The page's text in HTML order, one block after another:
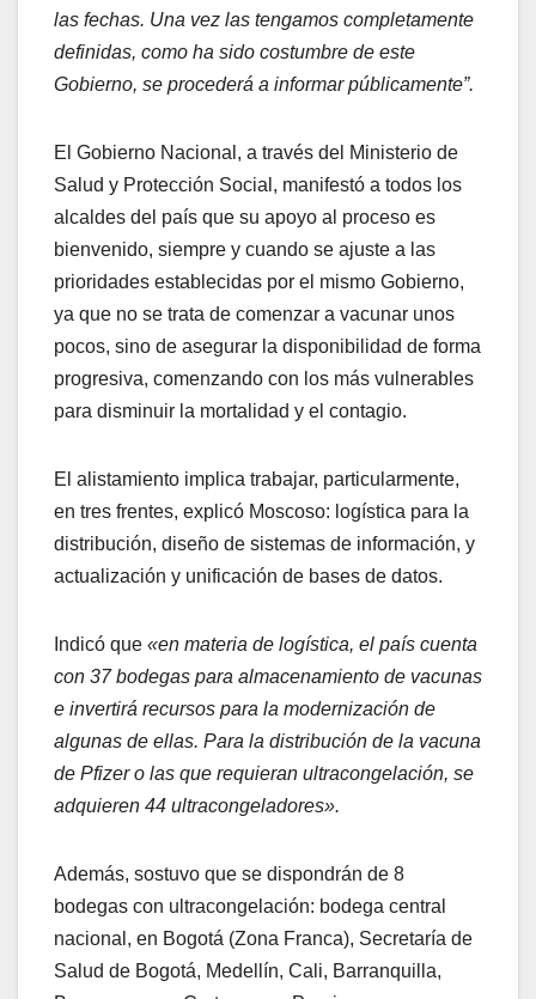
las fechas. Una vez las tengamos completamente
definidas, como ha sido costumbre de este
Gobierno, se procederá a informar públicamente”.
El Gobierno Nacional, a través del Ministerio de
Salud y Protección Social, manifestó a todos los
alcaldes del país que su apoyo al proceso es
bienvenido, siempre y cuando se ajuste a las
prioridades establecidas por el mismo Gobierno,
ya que no se trata de comenzar a vacunar unos
pocos, sino de asegurar la disponibilidad de forma
progresiva, comenzando con los más vulnerables
para disminuir la mortalidad y el contagio.
El alistamiento implica trabajar, particularmente,
en tres frentes, explicó Moscoso: logística para la
distribución, diseño de sistemas de información, y
actualización y unificación de bases de datos.
Indicó que «en materia de logística, el país cuenta
con 37 bodegas para almacenamiento de vacunas
e invertirá recursos para la modernización de
algunas de ellas. Para la distribución de la vacuna
de Pfizer o las que requieran ultracongelación, se
adquieren 44 ultracongeladores».
Además, sostuvo que se dispondrán de 8
bodegas con ultracongelación: bodega central
nacional, en Bogotá (Zona Franca), Secretaría de
Salud de Bogotá, Medellín, Cali, Barranquilla,